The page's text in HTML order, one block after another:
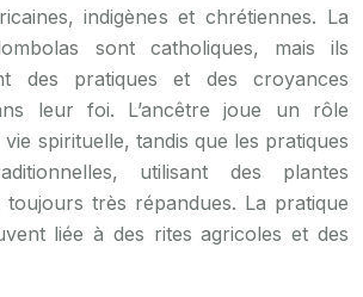
indigènes et chrétiennes. La
sont catholiques, mais ils
des pratiques et des croyances
leur foi. L’ancêtre joue un rôle
spirituelle, tandis que les pratiques
utilisant des plantes
toujours très répandues. La pratique
liée à des rites agricoles et des